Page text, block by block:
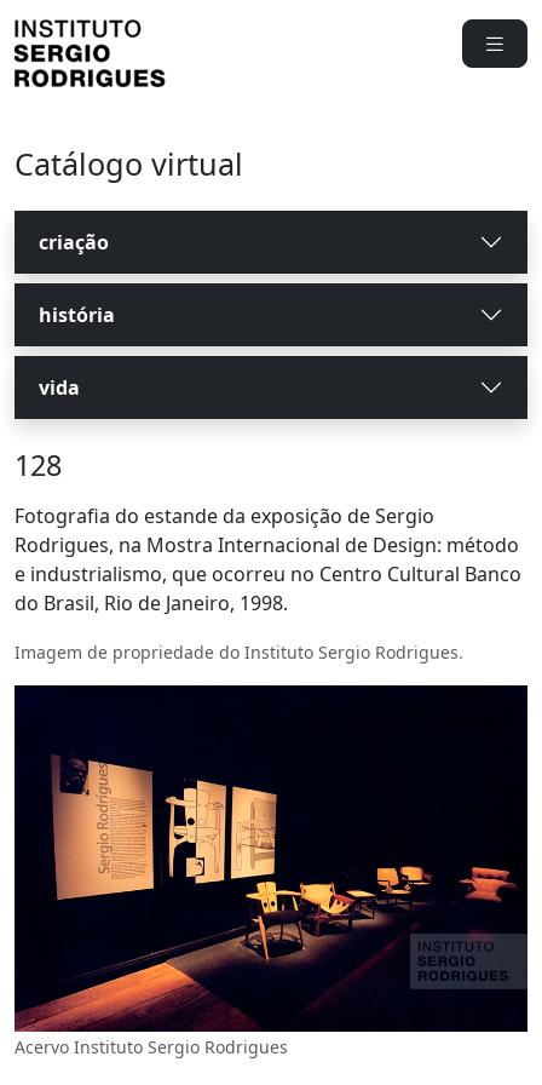
Catálogo virtual
criação
história
vida
128
Fotografia do estande da exposição de Sergio
Rodrigues, na Mostra Internacional de Design: método
e industrialismo, que ocorreu no Centro Cultural Banco
do Brasil, Rio de Janeiro, 1998.
Imagem de propriedade do Instituto Sergio Rodrigues.
Acervo Instituto Sergio Rodrigues